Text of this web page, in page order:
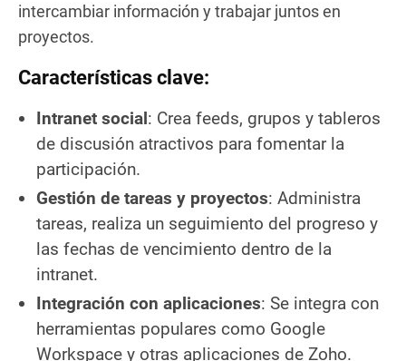
intercambiar información y trabajar juntos en
proyectos.
Características clave:
Intranet social: Crea feeds, grupos y tableros
de discusión atractivos para fomentar la
participación.
Gestión de tareas y proyectos: Administra
tareas, realiza un seguimiento del progreso y
las fechas de vencimiento dentro de la
intranet.
Integración con aplicaciones: Se integra con
herramientas populares como Google
Workspace y otras aplicaciones de Zoho.